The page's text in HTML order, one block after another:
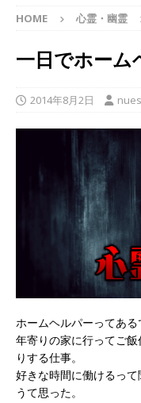
HOME 心霊・幽霊
一日でホーム
2014年8月2日
ホームヘルパーってある
年寄りの家に行ってご
りする仕事。
好きな時間に働けるっ
うて思った。